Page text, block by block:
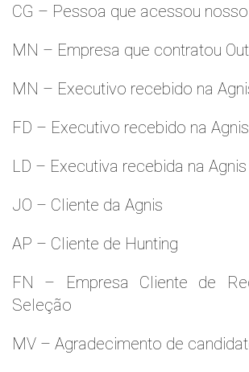
CG – Pessoa que acessou
MN – Empresa que contratou
MN – Executivo recebido na
FD – Executivo recebido na Agnis
LD – Executiva recebida na Agnis
JO – Cliente da Agnis
AP – Cliente de Hunting
FN – Empresa Cliente de
Seleção
MV – Agradecimento de